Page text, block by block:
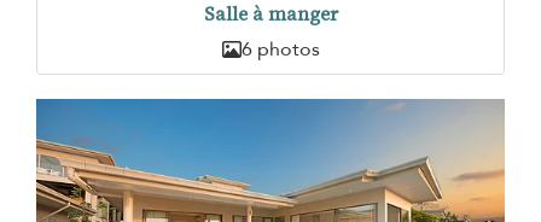
Salle à manger
6 photos